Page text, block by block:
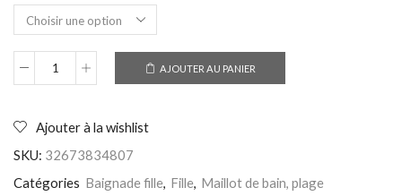
quantité
de
2
fille
AJOUTER AU PANIER
Ajouter à la wishlist
SKU: 32673834807
Catégories Baignade fille, Fille, Maillot de bain, plage